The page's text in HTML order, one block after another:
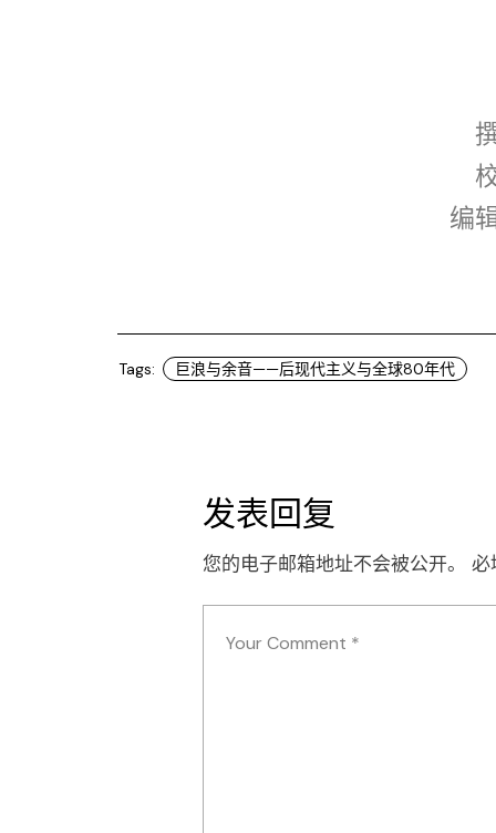
编
Tags: 巨浪与余音——后现代主义与全球80年代
发表回复
您的电子邮箱地址不会被公开。 必